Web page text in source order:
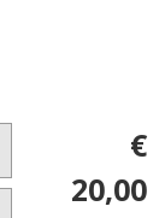
€
20,00